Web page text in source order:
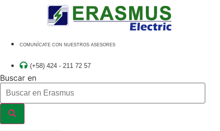
COMUNÍCATE CON NUESTROS ASESORES
(+58) 424 - 211 72 57
Buscar en